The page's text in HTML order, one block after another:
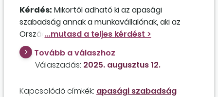
Kérdés: Mikortól adható ki az apasági
szabadság annak a munkavállalónak, aki az
Országos Gyermekvédelmi Szakszolgálat által
kiállított igazolást hozott arról, hogy a
feleségével együtt megkezdték a barátkozást
egy kislánnyal örökbefogadási szándékkal? A
munkanapra mentesül a munkavégzési
Tovább a válaszhoz
Válaszadás: 2025. augusztus 12.
Kapcsolódó címkék: apasági szabadság